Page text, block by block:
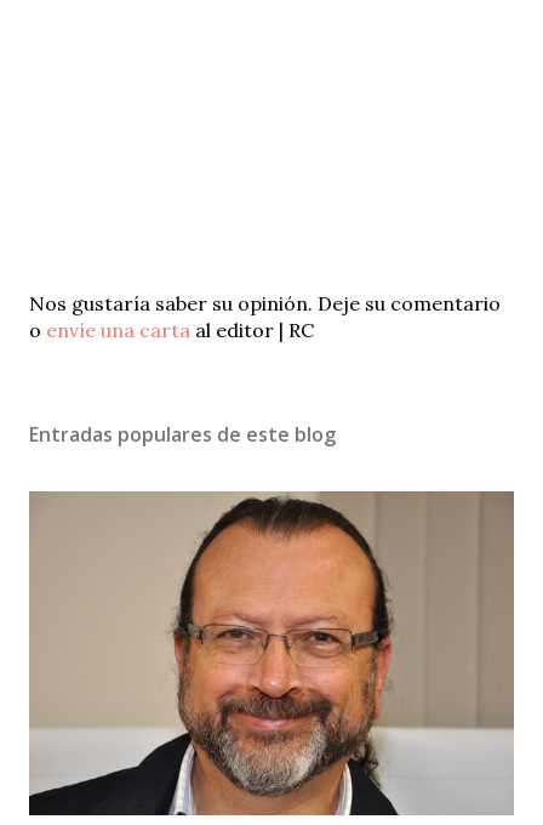
P
u
c
r
a
o
Nos gustaría saber su opinión. Deje su comentario
o envíe una carta al editor | RC
Entradas populares de este blog